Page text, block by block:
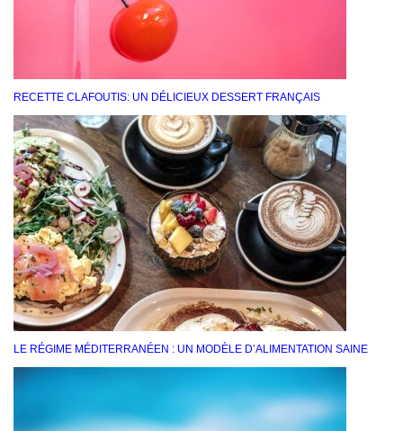
RECETTE CLAFOUTIS: UN DÉLICIEUX DESSERT FRANÇAIS
LE RÉGIME MÉDITERRANÉEN : UN MODÈLE D’ALIMENTATION SAINE